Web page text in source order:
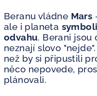
Beranu vládne Mars
ale i planeta
odvahu. Berani jsou
neznají slovo
než by si připustili
něco nepovede,
plánovali.